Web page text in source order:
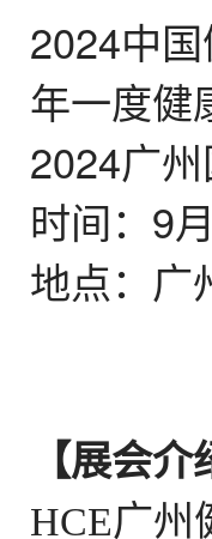
2024中
年一度健
2024广
时间：9
地点：广
【展会介
HCE广州